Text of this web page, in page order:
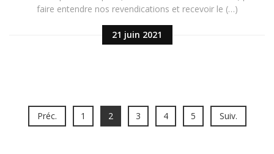
21 juin 2021
faire entendre nos revendications et recevoir le (…)
Préc. 1 2 3 4 5 Suiv.